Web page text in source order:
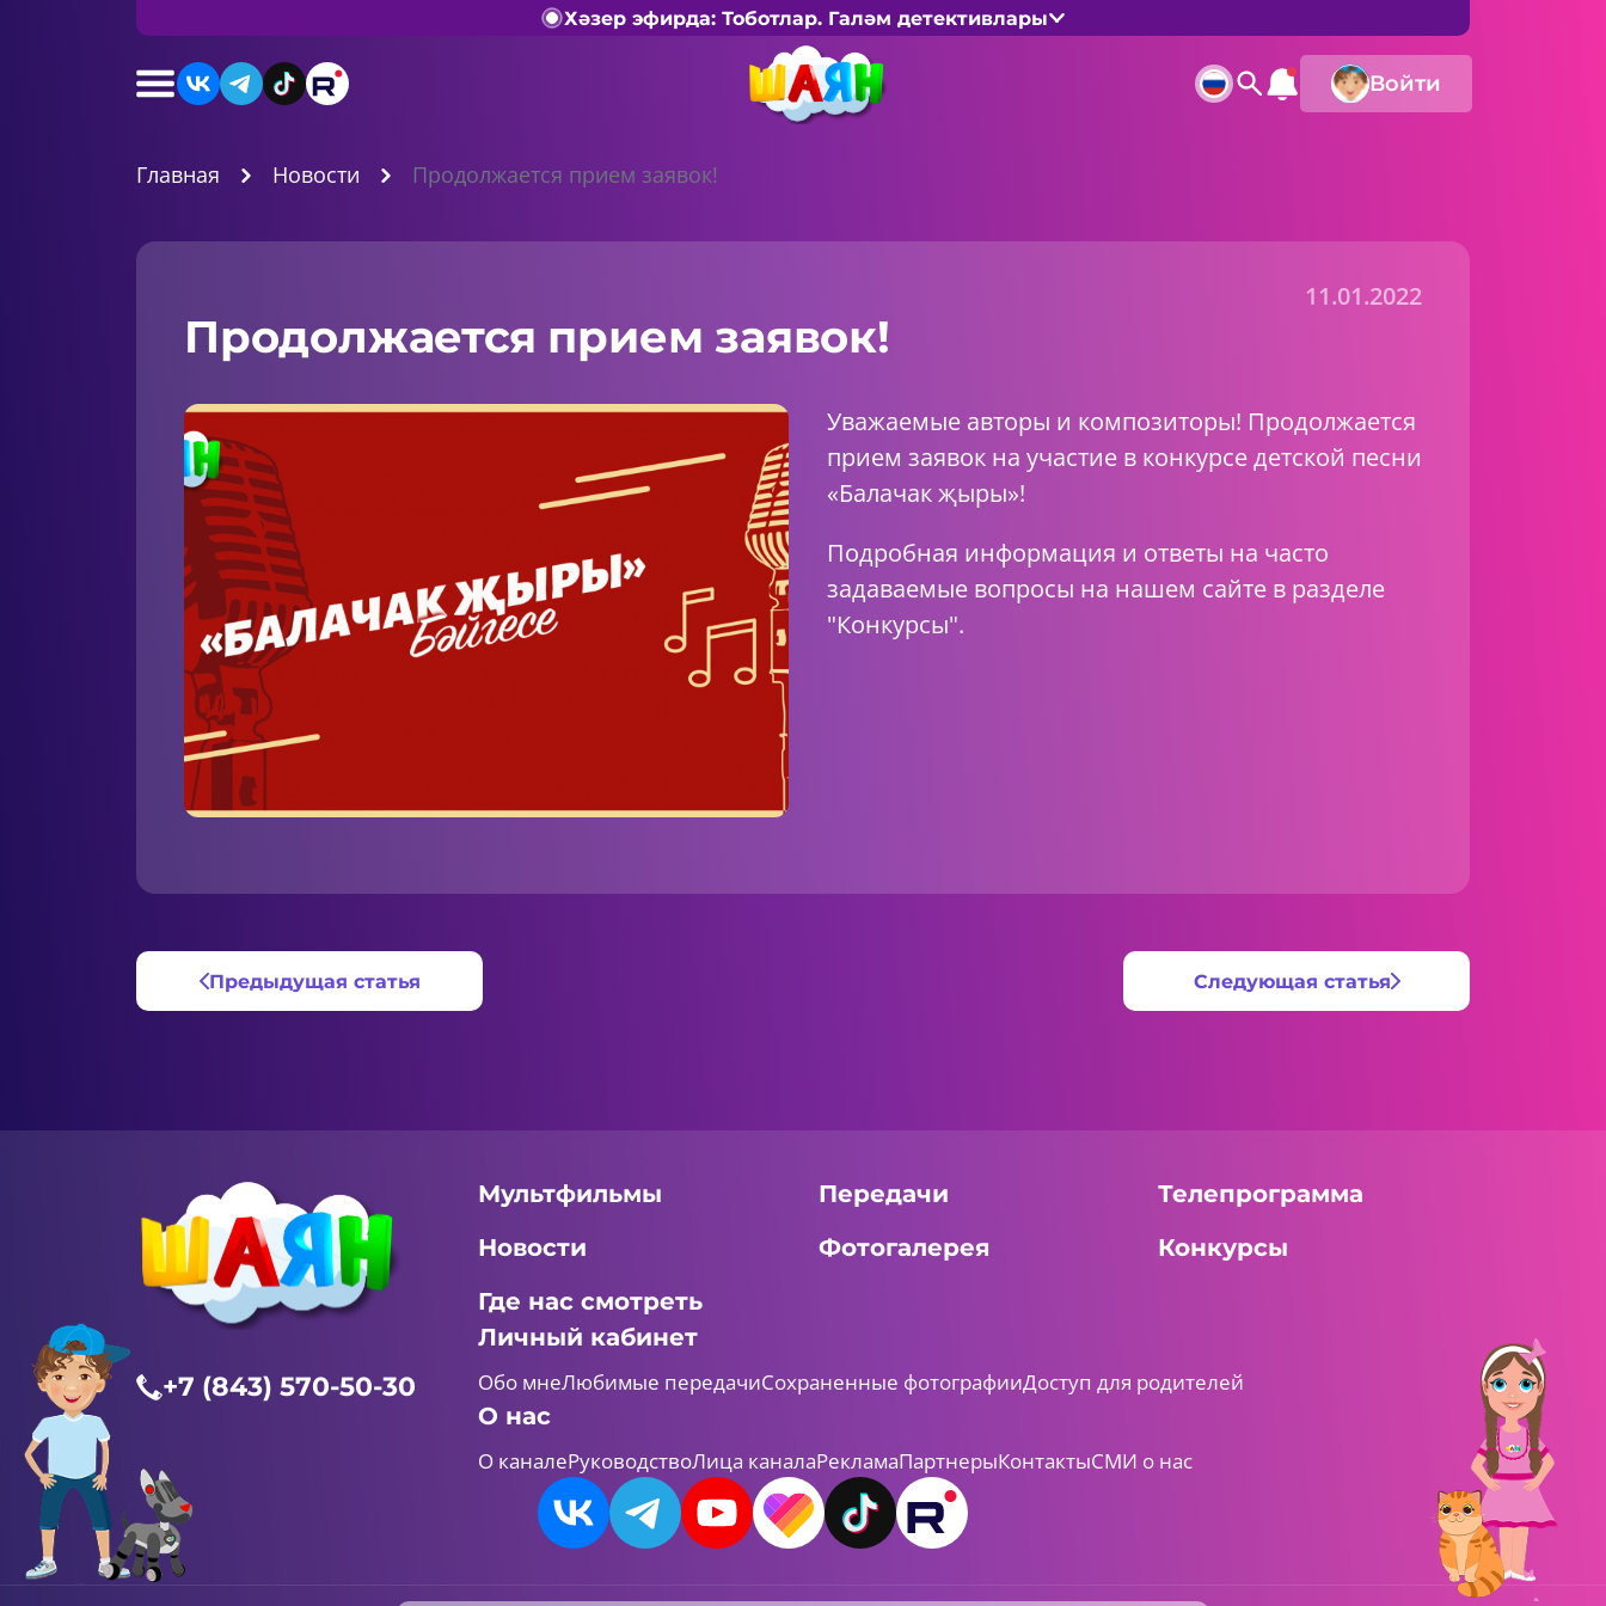
Хәзер эфирда: Тоботлар. Галәм детективлары
Войти
Главная Новости Продолжается прием заявок!
11.01.2022
Продолжается прием заявок!
Уважаемые авторы и композиторы! Продолжается
прием заявок на участие в конкурсе детской песни
«Балачак җыры»!
Подробная информация и ответы на часто
задаваемые вопросы на нашем сайте в разделе
"Конкурсы".
Предыдущая статья Следующая статья
+7 (843) 570-50-30
Мультфильмы Передачи
Телепрограмма
Новости
Фотогалерея
Конкурсы
Где нас смотреть
Личный кабинет
Обо мнеЛюбимые передачиСохраненные фотографииДоступ для родителей
О нас
О каналеРуководствоЛица каналаРекламаПартнерыКонтактыСМИ о нас